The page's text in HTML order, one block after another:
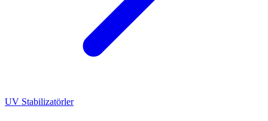
UV Stabilizatörler